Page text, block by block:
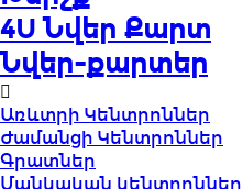
4U Նվեր Քարտ
Նվեր-քարտեր
Առևտրի Կենտրոններ
Ժամանցի Կենտրոններ
Գրատներ
Մանկական կենտրոններ